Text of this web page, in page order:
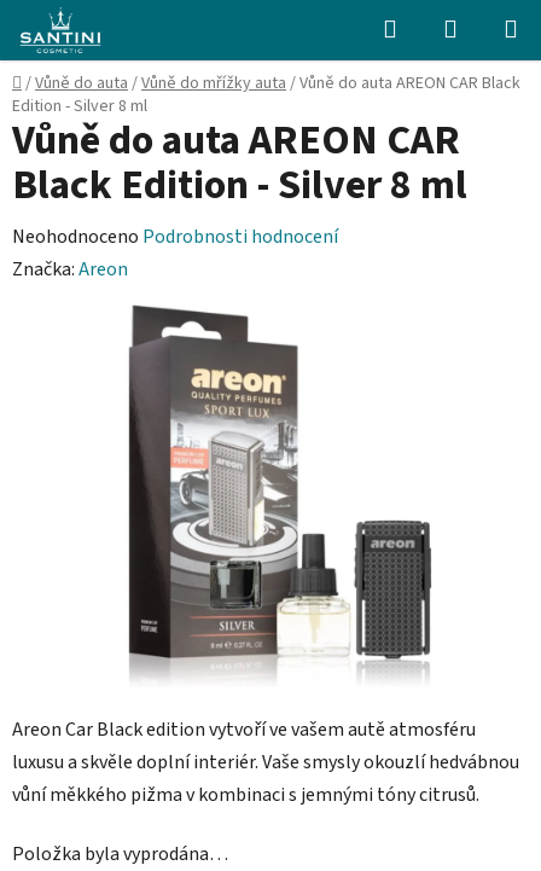
obsah
Hledat
KOŠÍK
Domů
/Vůně do auta/Vůně do mřížky auta/Vůně do auta AREON CAR Black
Edition - Silver 8 ml
Areon Car Black edition vytvoří ve vašem autě atmosféru
luxusu a skvěle doplní interiér. Vaše smysly okouzlí hedvábnou
vůní měkkého pižma v kombinaci s jemnými tóny citrusů.
Položka byla vyprodána…
Vůně do auta AREON CAR
Black Edition - Silver 8 ml
Průměrné
hodnocení
Neohodnoceno Podrobnosti hodnocení
Značka:Areon